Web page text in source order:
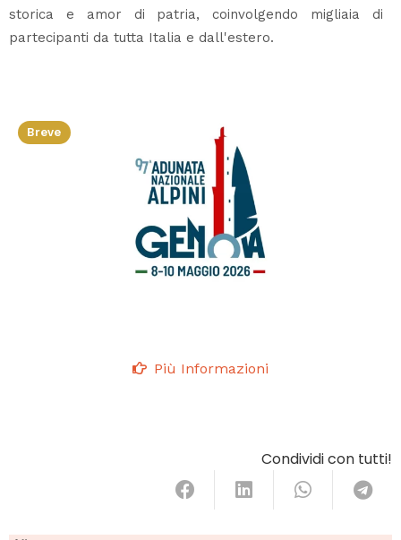
storica e amor di patria, coinvolgendo migliaia di
partecipanti da tutta Italia e dall'estero.
Breve
Più Informazioni
Condividi con tutti!